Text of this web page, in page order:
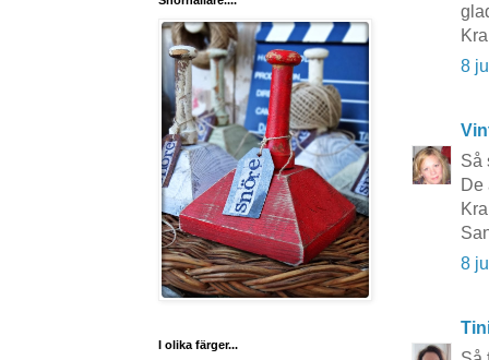
8
Så
De
8
I olika färger...